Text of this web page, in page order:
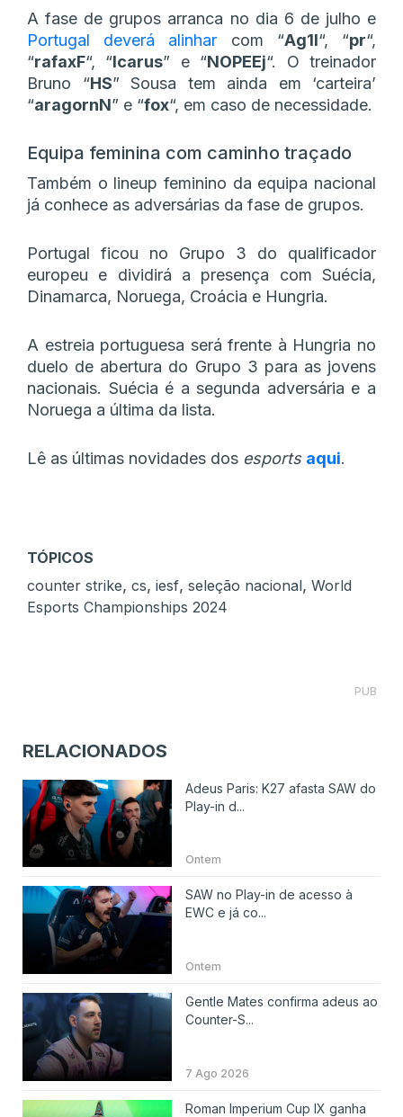
A fase de grupos arranca no dia 6 de julho e
Portugal deverá alinhar com “Ag1l“, “pr“,
“rafaxF“, “Icarus” e “NOPEEj“. O treinador
Bruno “HS” Sousa tem ainda em ‘carteira’
“aragornN” e “fox“, em caso de necessidade.
Equipa feminina com caminho traçado
Também o lineup feminino da equipa nacional
já conhece as adversárias da fase de grupos.
Portugal ficou no Grupo 3 do qualificador
europeu e dividirá a presença com Suécia,
Dinamarca, Noruega, Croácia e Hungria.
A estreia portuguesa será frente à Hungria no
duelo de abertura do Grupo 3 para as jovens
nacionais. Suécia é a segunda adversária e a
Noruega a última da lista.
Lê as últimas novidades dos esports aqui.
TÓPICOS
counter strike, cs, iesf, seleção nacional, World
Esports Championships 2024
PUB
RELACIONADOS
Adeus Paris: K27 afasta SAW do
Play-in d...
Ontem
SAW no Play-in de acesso à
EWC e já co...
Ontem
Gentle Mates confirma adeus ao
Counter-S...
7 Ago 2026
Roman Imperium Cup IX ganha